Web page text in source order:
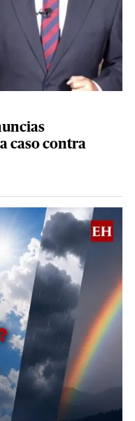
caso contra